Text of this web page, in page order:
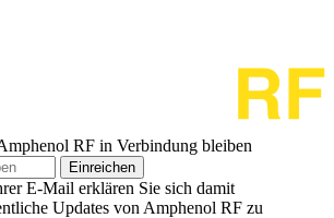
RF in Verbindung bleiben
Einreichen
E-Mail erklären Sie sich damit
Updates von Amphenol RF zu